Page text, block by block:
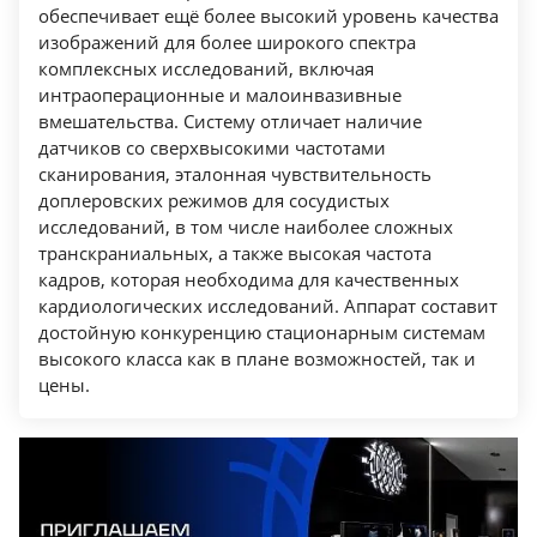
сканировании из архива
База данных пациентов
Настраиваемый пользовательский
интерфейс
Полный пакет измерений и вычислений,
включая автоизмерения в спектральном
допплере, сосудистые, кардиологические
вычисления, акушерские вычисления и
таблицы, графики развития плода,
многоплодную беременность, скелетно-
мышечные исследования и дисплазию
бедра, гинекологические, урологические
вычисления, поверхностные органы
Анатомический М-режим
Report Writer - редактор отчетов
Стандартные режимы сканирования: В-
обеспечивает ещё более высокий уровень качества
изображений для более широкого спектра
комплексных исследований, включая
интраоперационные и малоинвазивные
вмешательства. Систему отличает наличие
датчиков со сверхвысокими частотами
сканирования, эталонная чувствительность
доплеровских режимов для сосудистых
исследований, в том числе наиболее сложных
транскраниальных, а также высокая частота
кадров, которая необходима для качественных
кардиологических исследований. Аппарат составит
достойную конкуренцию стационарным системам
высокого класса как в плане возможностей, так и
цены.